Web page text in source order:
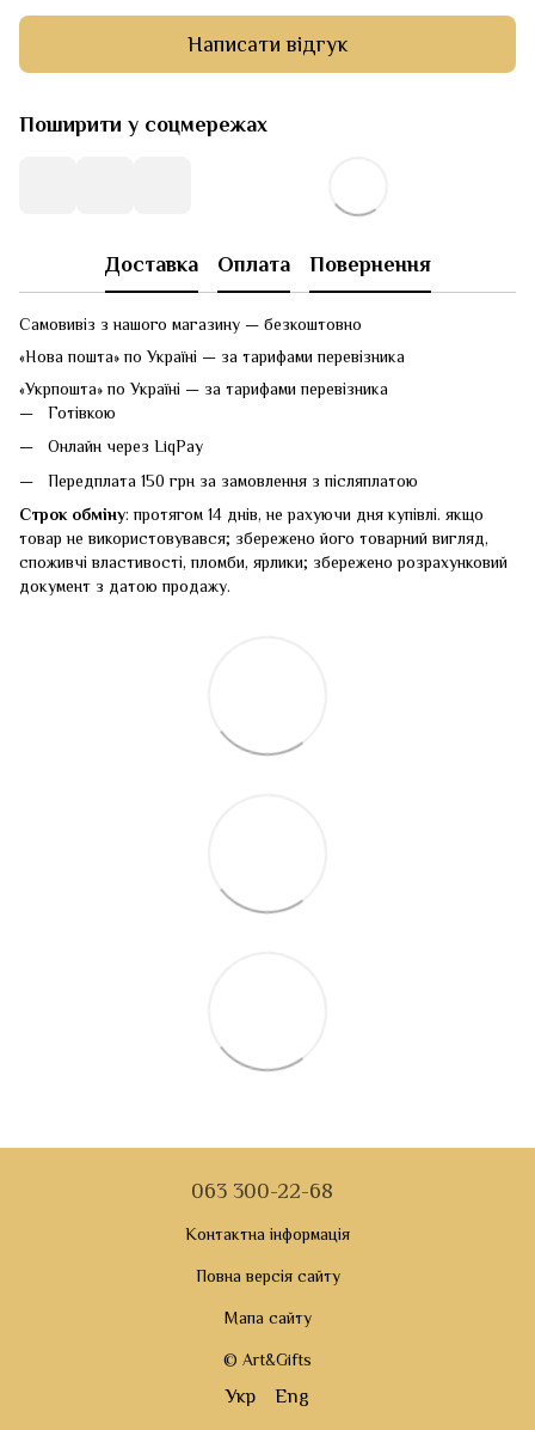
Написати відгук
Поширити у соцмережах
Доставка Оплата Повернення
Самовивіз з нашого магазину — безкоштовно
«Нова пошта» по Україні — за тарифами перевізника
«Укрпошта» по Україні — за тарифами перевізника
Готівкою
Онлайн через LiqPay
Передплата 150 грн за замовлення з післяплатою
Строк обміну: протягом 14 днів, не рахуючи дня купівлі. якщо
товар не використовувався; збережено його товарний вигляд,
споживчі властивості, пломби, ярлики; збережено розрахунковий
документ з датою продажу.
063 300-22-68
Контактна інформація
Повна версія сайту
Мапа сайту
© Art&Gifts
Укр Eng